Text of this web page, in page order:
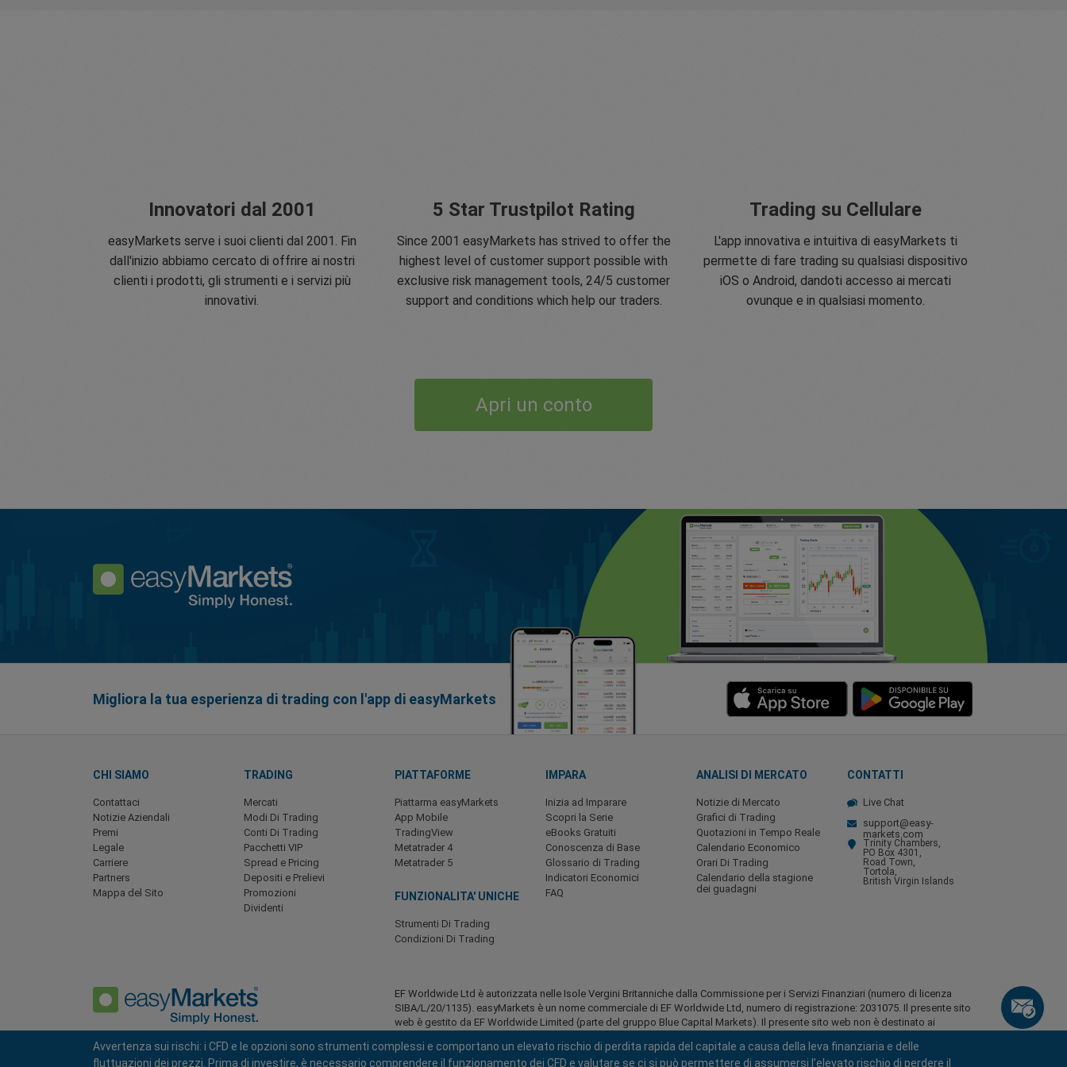
Innovatori dal 2001
easyMarkets serve i suoi clienti dal 2001. Fin
dall'inizio abbiamo cercato di offrire ai nostri
clienti i prodotti, gli strumenti e i servizi più
innovativi.
5 Star Trustpilot Rating
Since 2001 easyMarkets has strived to offer the
highest level of customer support possible with
exclusive risk management tools, 24/5 customer
support and conditions which help our traders.
Trading su Cellulare
L'app innovativa e intuitiva di easyMarkets ti
permette di fare trading su qualsiasi dispositivo
iOS o Android, dandoti accesso ai mercati
ovunque e in qualsiasi momento.
Apri un conto
Migliora la tua esperienza di trading con l'app di easyMarkets
CHI SIAMO
Contattaci
Notizie Aziendali
Premi
Legale
Carriere
Partners
Mappa del Sito
TRADING
Mercati
Modi Di Trading
Conti Di Trading
Pacchetti VIP
Spread e Pricing
Depositi e Prelievi
Promozioni
Dividenti
PIATTAFORME
Piattarma easyMarkets
App Mobile
TradingView
Metatrader 4
Metatrader 5
FUNZIONALITA' UNICHE
Strumenti Di Trading
Condizioni Di Trading
IMPARA
Inizia ad Imparare
Scopri la Serie
eBooks Gratuiti
Conoscenza di Base
Glossario di Trading
Indicatori Economici
FAQ
ANALISI DI MERCATO
Notizie di Mercato
Grafici di Trading
Quotazioni in Tempo Reale
Calendario Economico
Orari Di Trading
Calendario della stagione
dei guadagni
CONTATTI
Live Chat
support@easy-
markets.com
Trinity Chambers,
PO Box 4301,
Road Town,
Tortola,
British Virgin Islands
EF Worldwide Ltd è autorizzata nelle Isole Vergini Britanniche dalla Commissione per i Servizi Finanziari (numero di licenza
SIBA/L/20/1135). easyMarkets è un nome commerciale di EF Worldwide Ltd, numero di registrazione: 2031075. Il presente sito
web è gestito da EF Worldwide Limited (parte del gruppo Blue Capital Markets). Il presente sito web non è destinato ai
Aree soggette a restrizioni:EF Worldwide Ltd non fornisce servizi ai residenti di alcune regioni, quali gli Stati Uniti
Avvertenza sui rischi: i CFD e le opzioni sono strumenti complessi e comportano un elevato rischio di perdita rapida del capitale a causa della leva finanziaria e delle
fluttuazioni dei prezzi. Prima di investire, è necessario comprendere il funzionamento dei CFD e valutare se ci si può permettere di assumersi l’elevato rischio di perdere il